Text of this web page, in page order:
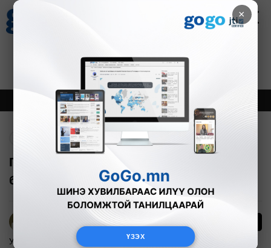
×
ҮЗЭХ
Зурхай
8.07
Онцлох Шинэ
Г.Занданшатар: Би Л.Оюун-Эрдэнийн
бодлогыг үргэлжлүүлнэ
Б.Эрдэнэчимэг
Улс төр 2025-06-10